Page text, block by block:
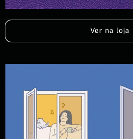
Ver na loja